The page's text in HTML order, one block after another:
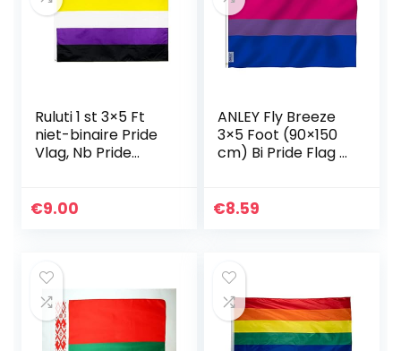
Ruluti 1 st 3×5 Ft
niet-binaire Pride
Vlag, Nb Pride
Vlaggen Polyester
€9.00
ANLEY Fly Breeze
3×5 Foot (90×150
cm) Bi Pride Flag –
bestendigheid –
€8.59